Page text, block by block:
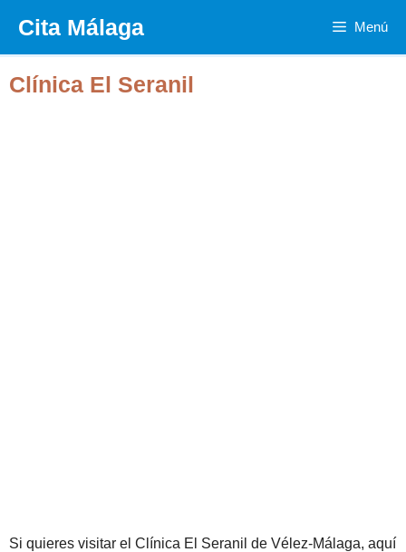
contenido
Cita Málaga Menú
Clínica El Seranil
Si quieres visitar el Clínica El Seranil de Vélez-Málaga, aquí